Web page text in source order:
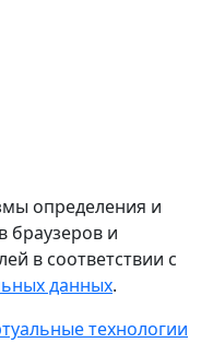
определения и
браузеров и
в соответствии с
данных.
технологии